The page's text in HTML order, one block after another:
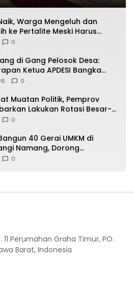
Warga Mengeluh dan
ke Pertalite Meski Harus
0
di Gang Pelosok Desa:
Ketua APDESI Bangka
PLN Babel
0
Muatan Politik, Pemprov
Lakukan Rotasi Besar-
0
40 Gerai UMKM di
Namang, Dorong
0
11 Perumahan Graha Timur, PO.
Barat, Indonesia